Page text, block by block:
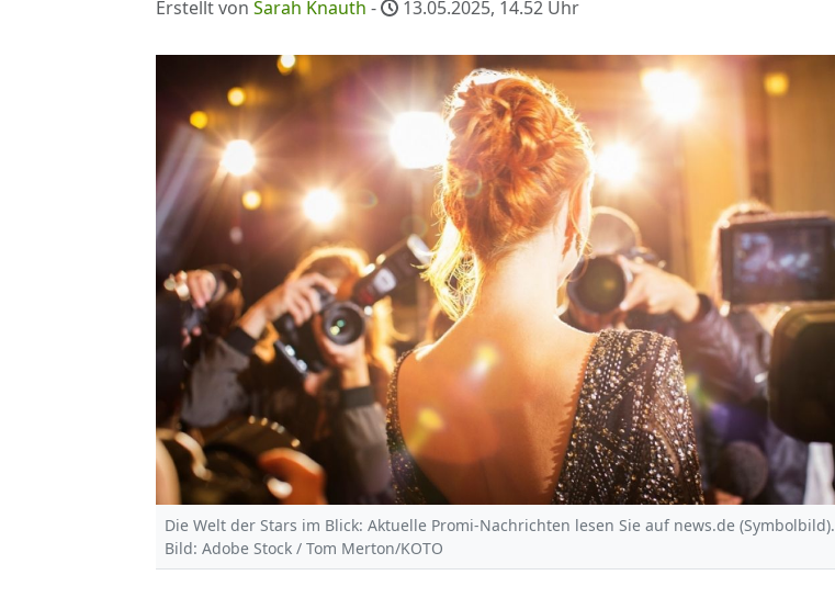
Erstellt von Sarah Knauth - 13.05.2025, 14.52 Uhr
Die Welt der Stars im Blick: Aktuelle Promi-Nachrichten lesen Sie auf news.de (Symbolbild).
Bild: Adobe Stock / Tom Merton/KOTO